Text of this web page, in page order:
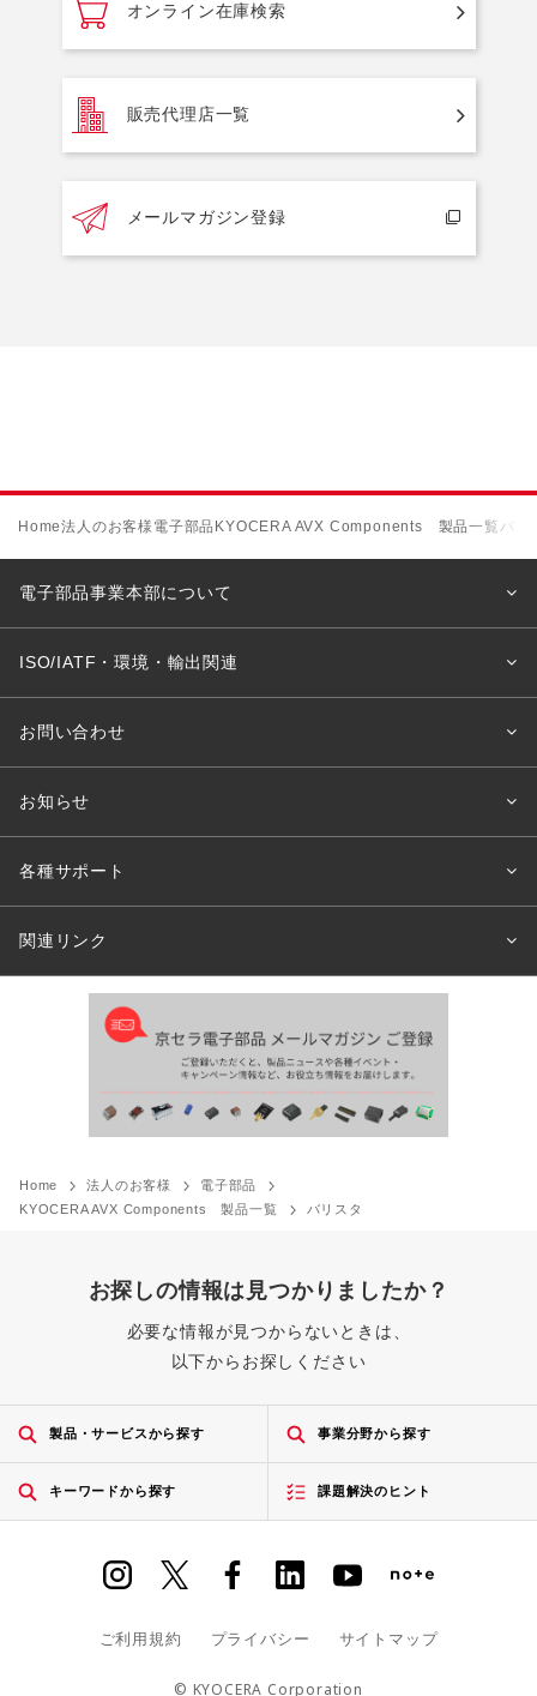
オンライン在庫検索
販売代理店一覧
メールマガジン登録
Home法人のお客様 電子部品 KYOCERA AVX Components 製品一覧バリ
電子部品事業本部について
ISO/IATF・環境・輸出関連
お問い合わせ
お知らせ
各種サポート
関連リンク
Home 法人のお客様
電子部品
KYOCERA AVX Components 製品一覧
バリスタ
お探しの情報は見つかりましたか？
必要な情報が見つからないときは、
以下からお探しください
製品・サービスから探す 事業分野から探す
キーワードから探す 課題解決のヒント
ご利用規約 プライバシー サイトマップ
© KYOCERA Corporation